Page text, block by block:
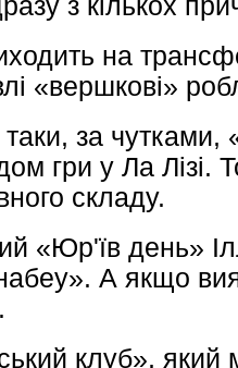
з кількох
на
«вершкові»
за
гри у Ла Лізі.
складу.
«Юр'їв день»
А якщо
клуб»,